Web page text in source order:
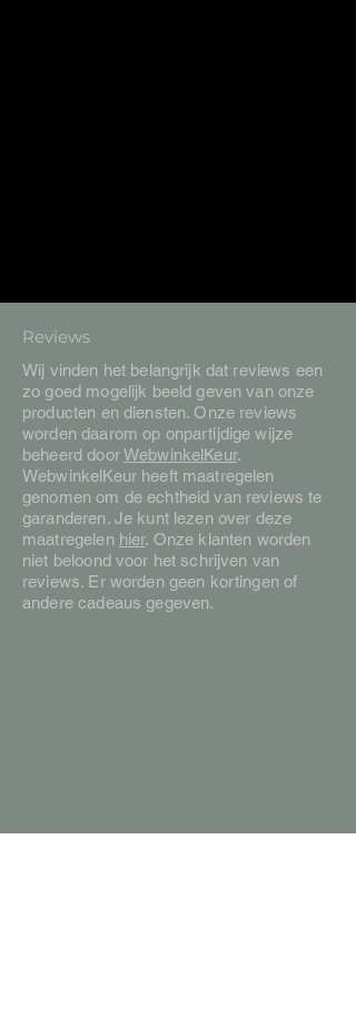
Reviews
Wij vinden het belangrijk dat reviews een
zo goed mogelijk beeld geven van onze
producten en diensten. Onze reviews
worden daarom op onpartijdige wijze
beheerd doorWebwinkelKeur.
WebwinkelKeur heeft maatregelen
genomen om de echtheid van reviews te
garanderen. Je kunt lezen over deze
maatregelen hier. Onze klanten worden
niet beloond voor het schrijven van
reviews. Er worden geen kortingen of
andere cadeaus gegeven.